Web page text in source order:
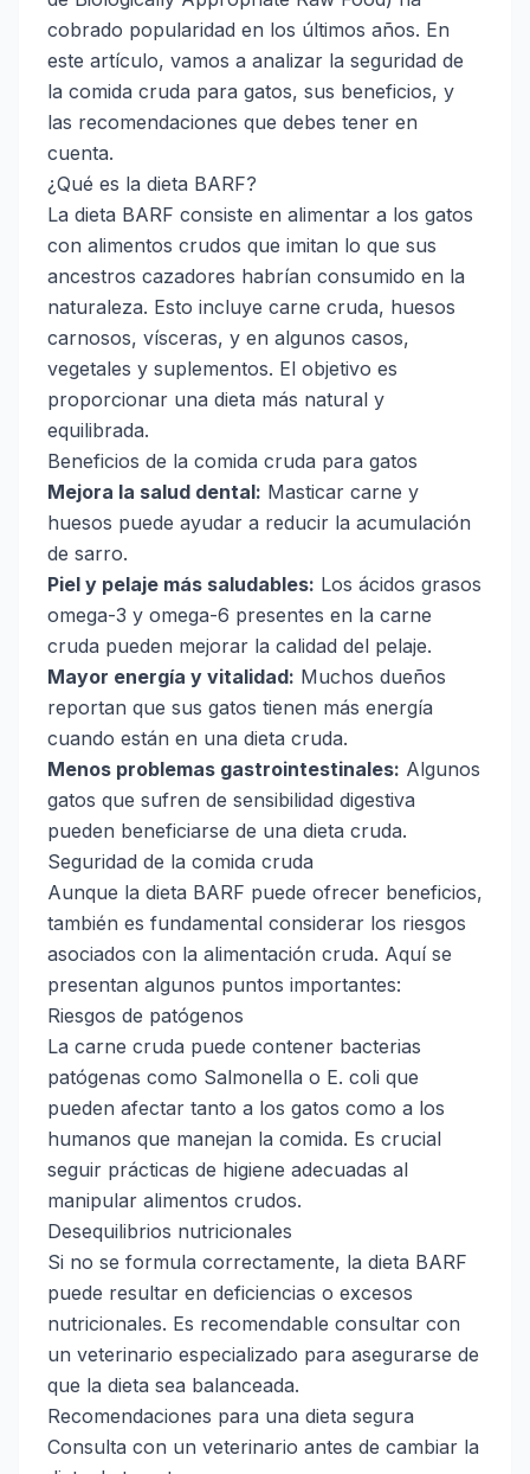
cobrado popularidad en los últimos años. En
este artículo, vamos a analizar la seguridad de
la comida cruda para gatos, sus beneficios, y
las recomendaciones que debes tener en
cuenta.
¿Qué es la dieta BARF?
La dieta BARF consiste en alimentar a los gatos
con alimentos crudos que imitan lo que sus
ancestros cazadores habrían consumido en la
naturaleza. Esto incluye carne cruda, huesos
carnosos, vísceras, y en algunos casos,
vegetales y suplementos. El objetivo es
proporcionar una dieta más natural y
equilibrada.
Beneficios de la comida cruda para gatos
Mejora la salud dental: Masticar carne y
huesos puede ayudar a reducir la acumulación
de sarro.
Piel y pelaje más saludables: Los ácidos grasos
omega-3 y omega-6 presentes en la carne
cruda pueden mejorar la calidad del pelaje.
Mayor energía y vitalidad: Muchos dueños
reportan que sus gatos tienen más energía
cuando están en una dieta cruda.
Menos problemas gastrointestinales: Algunos
gatos que sufren de sensibilidad digestiva
pueden beneficiarse de una dieta cruda.
Seguridad de la comida cruda
Aunque la dieta BARF puede ofrecer beneficios,
también es fundamental considerar los riesgos
asociados con la alimentación cruda. Aquí se
presentan algunos puntos importantes:
Riesgos de patógenos
La carne cruda puede contener bacterias
patógenas como Salmonella o E. coli que
pueden afectar tanto a los gatos como a los
humanos que manejan la comida. Es crucial
seguir prácticas de higiene adecuadas al
manipular alimentos crudos.
Desequilibrios nutricionales
Si no se formula correctamente, la dieta BARF
puede resultar en deficiencias o excesos
nutricionales. Es recomendable consultar con
un veterinario especializado para asegurarse de
que la dieta sea balanceada.
Recomendaciones para una dieta segura
Consulta con un veterinario antes de cambiar la